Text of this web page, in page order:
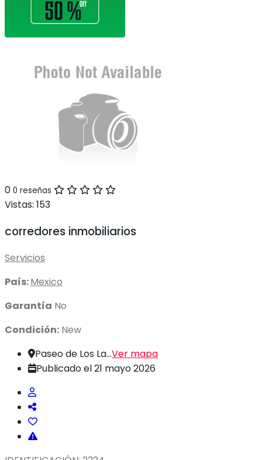
0 0 reseñas
Vistas: 153
corredores inmobiliarios
Servicios
País:Mexico
Garantía No
Condición: New
Paseo de Los La...Ver mapa
Publicado el 21 mayo 2026